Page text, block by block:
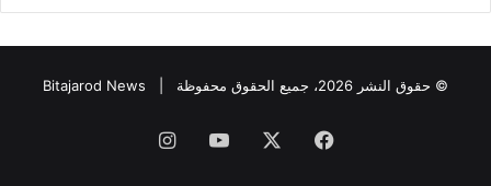
© حقوق النشر 2026، جميع الحقوق محفوظة | Bitajarod News
فيسبوك ‫YouTubeانستقرام